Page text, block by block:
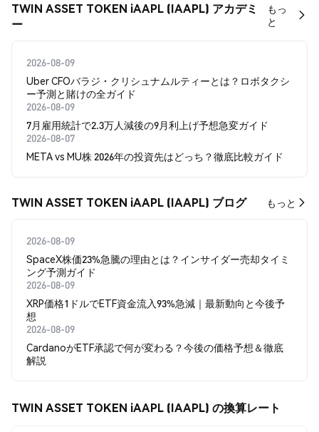
TWIN ASSET TOKEN iAAPL (IAAPL) アカデミ
ー
もっ
と
2026-08-09
Uber CFOバラジ・クリシュナムルティーとは？ロボタクシ
ー予測と賭けの全ガイド
2026-08-09
7月雇用統計で2.3万人減後の9月利上げ予想急変ガイド
2026-08-07
META vs MU株 2026年の投資先はどっち？徹底比較ガイド
TWIN ASSET TOKEN iAAPL (IAAPL) ブログ もっと
2026-08-09
SpaceX株価23%急騰の理由とは？インサイダー売却タイミ
ング予測ガイド
2026-08-09
XRP価格1ドルでETF資金流入93%急減｜最新動向と今後予
想
2026-08-09
CardanoがETF承認で何が変わる？今後の価格予想＆徹底
解説
TWIN ASSET TOKEN iAAPL (IAAPL) の換算レート